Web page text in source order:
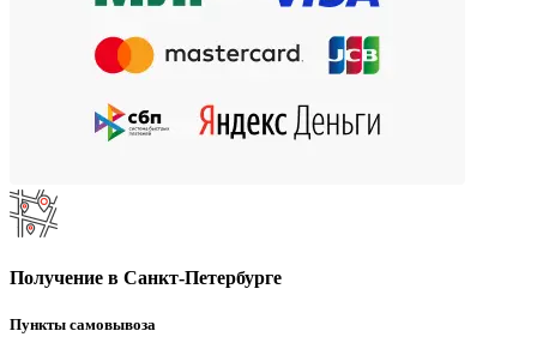
Получение в Санкт-Петербурге
Пункты самовывоза